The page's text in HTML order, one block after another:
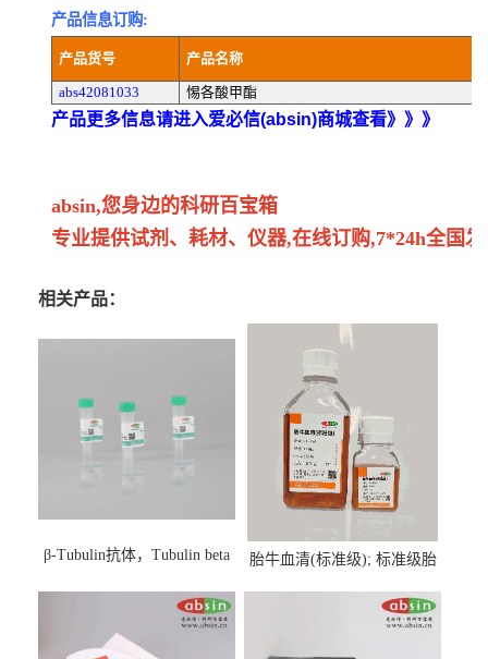
产品信息订购:
产品货号 产品名称
abs42081033 惕各酸甲酯
产品更多信息请进入爱必信(absin)商城查看》》》
absin,您身边的科研百宝箱
专业提供试剂、耗材、仪器,在线订购,7*24h全国
相关产品：
β-Tubulin抗体，Tubulin beta
胎牛血清(标准级); 标准级胎